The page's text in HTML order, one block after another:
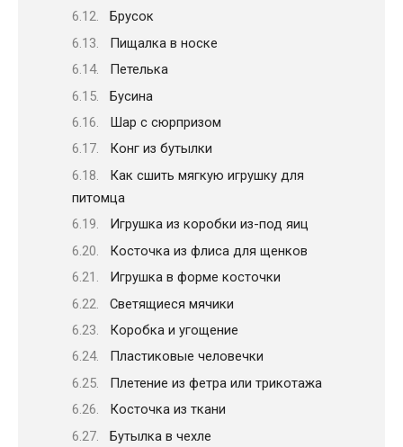
Брусок
Пищалка в носке
Петелька
Бусина
Шар с сюрпризом
Конг из бутылки
Как сшить мягкую игрушку для
питомца
Игрушка из коробки из-под яиц
Косточка из флиса для щенков
Игрушка в форме косточки
Светящиеся мячики
Коробка и угощение
Пластиковые человечки
Плетение из фетра или трикотажа
Косточка из ткани
Бутылка в чехле